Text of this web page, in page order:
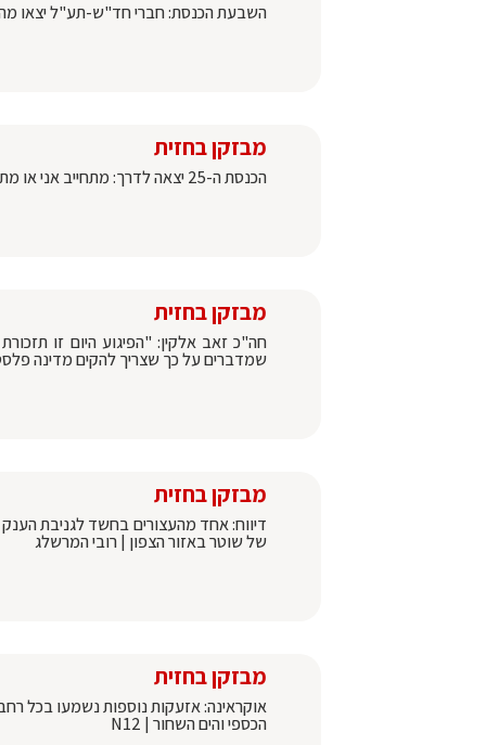
השבעת הכנסת: חברי חד"ש-תע"ל יצאו
מבזקן בחזית
הכנסת ה-25 יצאה לדרך: מתחייב אני או מתחייבת אני, הושבעו כל 120 חברי הכנסת של מדינת ישראל
מבזקן בחזית
חה"כ זאב אלקין: "הפיגוע היום זו
שמדברים על כך שצריך להקים מדינה
מבזקן בחזית
דיווח: אחד מהעצורים בחשד לגניבת
של שוטר באזור הצפון | רובי המרשלג
מבזקן בחזית
אוקראינה: אזעקות נוספות נשמעו בכל
הכספי והים השחור | N12